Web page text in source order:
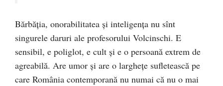
Bărbăţia, onorabilitatea şi inteligenţa nu sînt
singurele daruri ale profesorului Volcinschi. E
sensibil, e poliglot, e cult şi e o persoană extrem de
agreabilă. Are umor şi are o largheţe sufletească pe
care România contemporană nu numai că nu o mai